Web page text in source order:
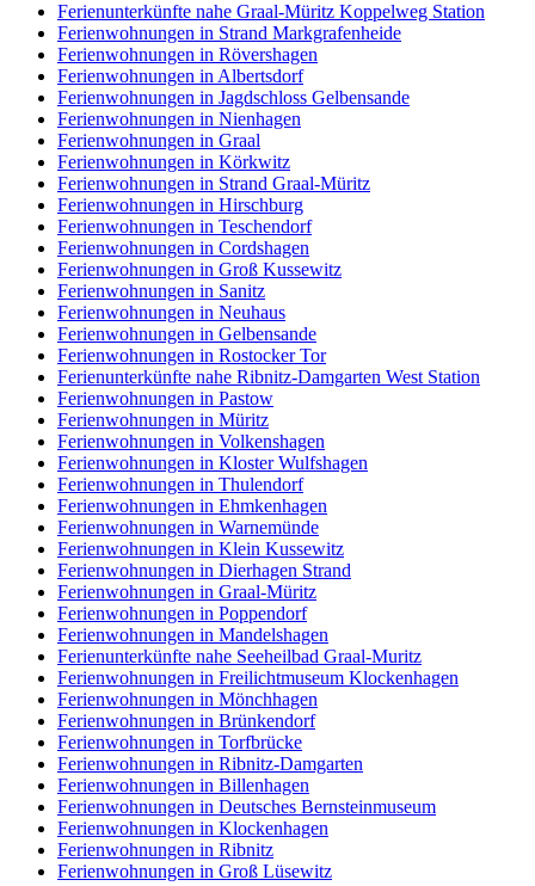
Ferienunterkünfte nahe Graal-Müritz Koppelweg Station
Ferienwohnungen in Strand Markgrafenheide
Ferienwohnungen in Rövershagen
Ferienwohnungen in Albertsdorf
Ferienwohnungen in Jagdschloss Gelbensande
Ferienwohnungen in Nienhagen
Ferienwohnungen in Graal
Ferienwohnungen in Körkwitz
Ferienwohnungen in Strand Graal-Müritz
Ferienwohnungen in Hirschburg
Ferienwohnungen in Teschendorf
Ferienwohnungen in Cordshagen
Ferienwohnungen in Groß Kussewitz
Ferienwohnungen in Sanitz
Ferienwohnungen in Neuhaus
Ferienwohnungen in Gelbensande
Ferienwohnungen in Rostocker Tor
Ferienunterkünfte nahe Ribnitz-Damgarten West Station
Ferienwohnungen in Pastow
Ferienwohnungen in Müritz
Ferienwohnungen in Volkenshagen
Ferienwohnungen in Kloster Wulfshagen
Ferienwohnungen in Thulendorf
Ferienwohnungen in Ehmkenhagen
Ferienwohnungen in Warnemünde
Ferienwohnungen in Klein Kussewitz
Ferienwohnungen in Dierhagen Strand
Ferienwohnungen in Graal-Müritz
Ferienwohnungen in Poppendorf
Ferienwohnungen in Mandelshagen
Ferienunterkünfte nahe Seeheilbad Graal-Muritz
Ferienwohnungen in Freilichtmuseum Klockenhagen
Ferienwohnungen in Mönchhagen
Ferienwohnungen in Brünkendorf
Ferienwohnungen in Torfbrücke
Ferienwohnungen in Ribnitz-Damgarten
Ferienwohnungen in Billenhagen
Ferienwohnungen in Deutsches Bernsteinmuseum
Ferienwohnungen in Klockenhagen
Ferienwohnungen in Ribnitz
Ferienwohnungen in Groß Lüsewitz